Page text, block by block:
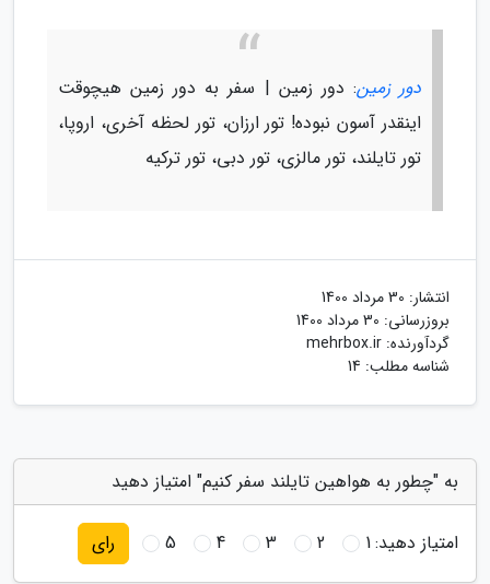
دور زمین: دور زمین | سفر به دور زمین هیچوقت
اینقدر آسون نبوده! تور ارزان، تور لحظه آخری، اروپا،
تور تایلند، تور مالزی، تور دبی، تور ترکیه
انتشار: 30 مرداد 1400
بروزرسانی: 30 مرداد 1400
گردآورنده: mehrbox.ir
شناسه مطلب: 14
به "چطور به هواهین تایلند سفر کنیم" امتیاز دهید
امتیاز دهید:1
2
3
4
5 رای